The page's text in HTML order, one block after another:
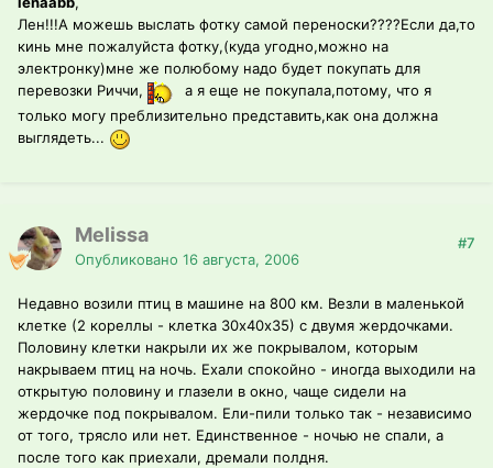
Лен!!!А можешь выслать фотку самой переноски????Если да,то
кинь мне пожалуйста фотку,(куда угодно,можно на
электронку)мне же полюбому надо будет покупать для
перевозки Риччи,
а я еще не покупала,потому, что я
только могу преблизительно представить,как она должна
выглядеть...
Melissa
Опубликовано 16 августа, 2006
#7
Недавно возили птиц в машине на 800 км. Везли в маленькой
клетке (2 кореллы - клетка 30х40х35) с двумя жердочками.
Половину клетки накрыли их же покрывалом, которым
накрываем птиц на ночь. Ехали спокойно - иногда выходили на
открытую половину и глазели в окно, чаще сидели на
жердочке под покрывалом. Ели-пили только так - независимо
от того, трясло или нет. Единственное - ночью не спали, а
после того как приехали, дремали полдня.